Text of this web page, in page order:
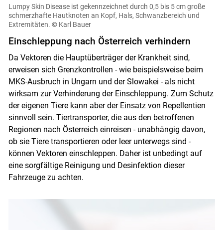
Lumpy Skin Disease ist gekennzeichnet durch 0,5 bis 5 cm große
schmerzhafte Hautknoten an Kopf, Hals, Schwanzbereich und
Extremitäten. © Karl Bauer
Einschleppung nach Österreich verhindern
Da Vektoren die Hauptüberträger der Krankheit sind,
erweisen sich Grenzkontrollen - wie beispielsweise beim
MKS-Ausbruch in Ungarn und der Slowakei - als nicht
wirksam zur Verhinderung der Einschleppung. Zum Schutz
der eigenen Tiere kann aber der Einsatz von Repellentien
sinnvoll sein. Tiertransporter, die aus den betroffenen
Regionen nach Österreich einreisen - unabhängig davon,
ob sie Tiere transportieren oder leer unterwegs sind -
können Vektoren einschleppen. Daher ist unbedingt auf
eine sorgfältige Reinigung und Desinfektion dieser
Fahrzeuge zu achten.